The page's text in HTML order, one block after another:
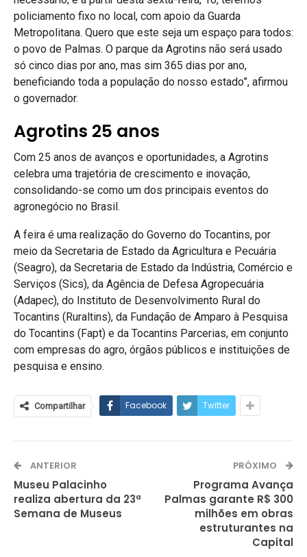
policiamento fixo no local, com apoio da Guarda
Metropolitana. Quero que este seja um espaço para todos:
o povo de Palmas. O parque da Agrotins não será usado
só cinco dias por ano, mas sim 365 dias por ano,
beneficiando toda a população do nosso estado”, afirmou
o governador.
Agrotins 25 anos
Com 25 anos de avanços e oportunidades, a Agrotins
celebra uma trajetória de crescimento e inovação,
consolidando-se como um dos principais eventos do
agronegócio no Brasil.
A feira é uma realização do Governo do Tocantins, por
meio da Secretaria de Estado da Agricultura e Pecuária
(Seagro), da Secretaria de Estado da Indústria, Comércio e
Serviços (Sics), da Agência de Defesa Agropecuária
(Adapec), do Instituto de Desenvolvimento Rural do
Tocantins (Ruraltins), da Fundação de Amparo à Pesquisa
do Tocantins (Fapt) e da Tocantins Parcerias, em conjunto
com empresas do agro, órgãos públicos e instituições de
pesquisa e ensino.
Compartilhar Facebook Twitter
ANTERIOR
Museu Palacinho
realiza abertura da 23ª
Semana de Museus
PRÓXIMO
Programa Avança
Palmas garante R$ 300
milhões em obras
estruturantes na
Capital